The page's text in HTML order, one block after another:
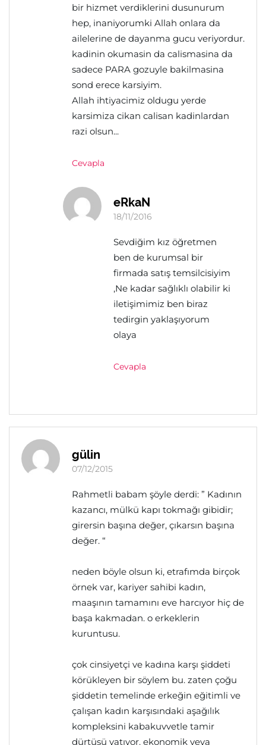
bir hizmet verdiklerini dusunurum
hep, inaniyorumki Allah onlara da
ailelerine de dayanma gucu veriyordur.
kadinin okumasin da calismasina da
sadece PARA gozuyle bakilmasina
sond erece karsiyim.
Allah ihtiyacimiz oldugu yerde
karsimiza cikan calisan kadinlardan
razi olsun...
Cevapla
eRkaN
18/11/2016
Sevdiğim kız öğretmen
ben de kurumsal bir
firmada satış temsilcisiyim
,Ne kadar sağlıklı olabilir ki
iletişimimiz ben biraz
tedirgin yaklaşıyorum
olaya
Cevapla
gülin
07/12/2015
Rahmetli babam şöyle derdi: ” Kadının
kazancı, mülkü kapı tokmağı gibidir;
girersin başına değer, çıkarsın başına
değer. “
neden böyle olsun ki, etrafımda birçok
örnek var, kariyer sahibi kadın,
maaşının tamamını eve harcıyor hiç de
başa kakmadan. o erkeklerin
kuruntusu.
çok cinsiyetçi ve kadına karşı şiddeti
körükleyen bir söylem bu. zaten çoğu
şiddetin temelinde erkeğin eğitimli ve
çalışan kadın karşısındaki aşağılık
kompleksini kabakuvvetle tamir
dürtüsü yatıyor. ekonomik veya